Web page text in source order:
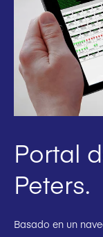
Portal
Peters.
Basado en un